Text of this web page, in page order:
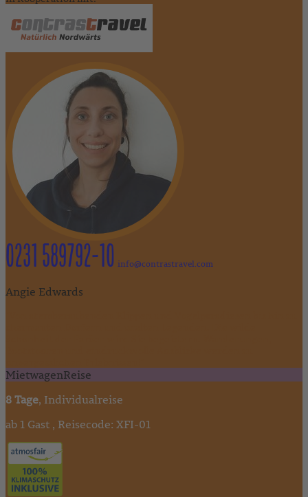
0231 589792-10 info@contrastravel.com
Angie Edwards
MietwagenReise
8 Tage, Individualreise
ab 1 Gast , Reisecode: XFI-01